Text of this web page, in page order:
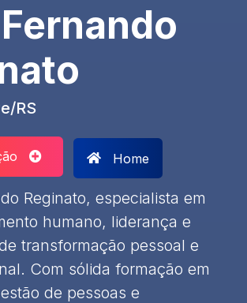
RS
Home
Reginato, especialista em
humano, liderança e
transformação pessoal e
Com sólida formação em
de pessoas e